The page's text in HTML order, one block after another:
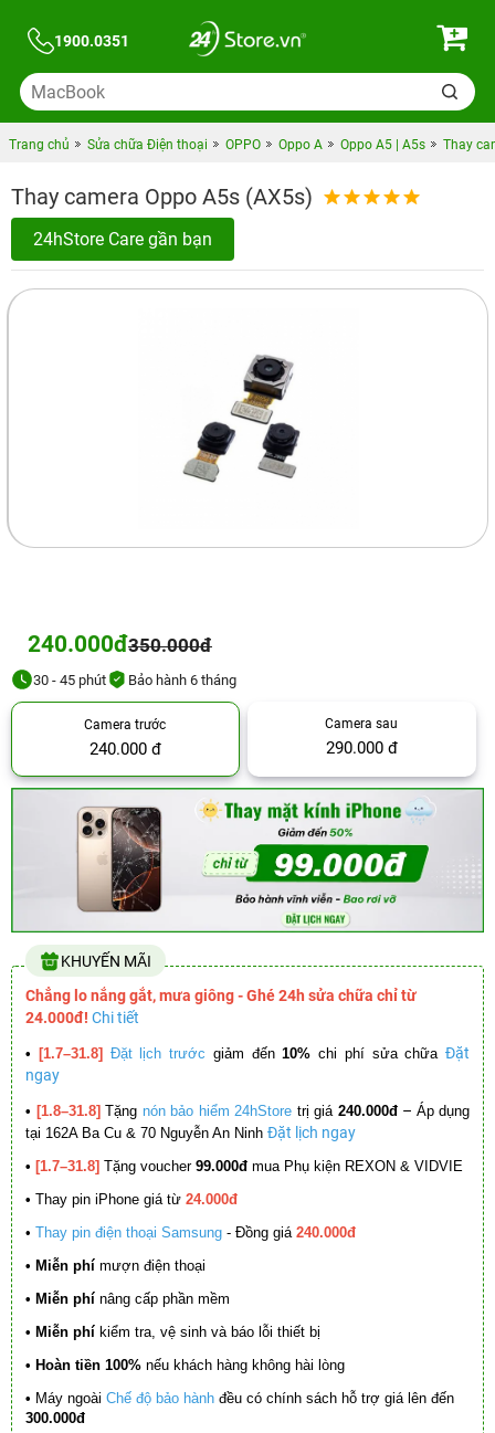
1900.0351
Trang chủ Sửa chữa Điện thoại OPPO Oppo A Oppo A5 | A5s Thay
Thay camera Oppo A5s (AX5s)
24hStore Care gần bạn
240.000đ350.000đ
30 - 45 phút Bảo hành 6 tháng
Camera trước
240.000 đ
Camera sau
290.000 đ
KHUYẾN MÃI
Chẳng lo nắng gắt, mưa giông - Ghé 24h sửa chữa chỉ từ
24.000đ! Chi tiết
• [1.7–31.8] Đặt lịch trước giảm đến10% chi phí sửa chữa Đặt
ngay
• [1.8–31.8] Tặng nón bảo hiểm 24hStore trị giá 240.000đ – Áp dụng
tại 162A Ba Cu & 70 Nguyễn An Ninh Đặt lịch ngay
• [1.7–31.8] Tặng voucher 99.000đ mua Phụ kiện REXON & VIDVIE
• Thay pin iPhone giá từ 24.000đ
• Thay pin điện thoại Samsung - Đồng giá 240.000đ
• Miễn phí mượn điện thoại
• Miễn phí nâng cấp phần mềm
• Miễn phí kiểm tra, vệ sinh và báo lỗi thiết bị
• Hoàn tiền 100% nếu khách hàng không hài lòng
• Máy ngoài Chế độ bảo hành đều có chính sách hỗ trợ giá lên đến
300.000đ